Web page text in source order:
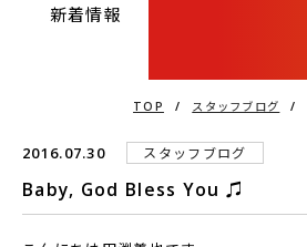
新着情報
TOP / スタッフブログ /
2016.07.30 スタッフブログ
Baby, God Bless You ♫